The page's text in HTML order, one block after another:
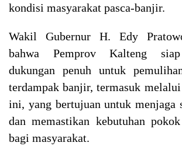
kondisi masyarakat pasca-banjir.
Wakil Gubernur H. Edy
bahwa Pemprov Kalteng siap
dukungan penuh untuk
terdampak banjir, termasuk
ini, yang bertujuan untuk menjaga
dan memastikan kebutuhan
bagi masyarakat.